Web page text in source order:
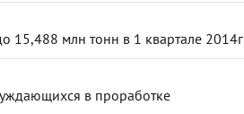
15,488 млн тонн в 1 квартале 2014г
в проработке